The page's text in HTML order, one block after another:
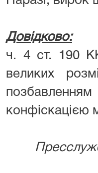
Довідково:
ч. 4 ст. 190
великих
позбавленням
конфіскацією